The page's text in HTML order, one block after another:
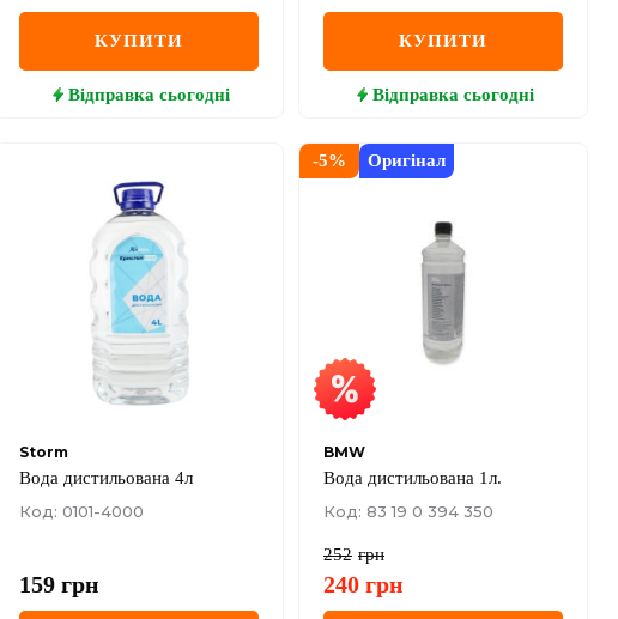
КУПИТИ
Відправка сьогодні
КУПИТИ
Відправка сьогодні
Storm
Вода дистильована 4л
Код: 0101-4000
159 грн
-5% Оригінал
BMW
Вода дистильована 1л.
Код: 83 19 0 394 350
252 грн
240 грн